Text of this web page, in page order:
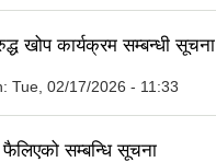
खोप कार्यक्रम सम्बन्धी सूचना
Tue, 02/17/2026 - 11:33
सम्बन्धि सूचना